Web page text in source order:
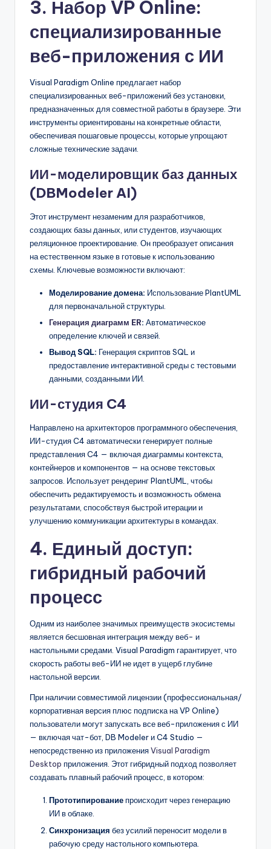
3. Набор VP Online:
специализированные
веб-приложения с ИИ
Visual Paradigm Online предлагает набор
специализированных веб-приложений без установки,
предназначенных для совместной работы в браузере. Эти
инструменты ориентированы на конкретные области,
обеспечивая пошаговые процессы, которые упрощают
сложные технические задачи.
ИИ-моделировщик баз данных
(DBModeler AI)
Этот инструмент незаменим для разработчиков,
создающих базы данных, или студентов, изучающих
реляционное проектирование. Он преобразует описания
на естественном языке в готовые к использованию
схемы. Ключевые возможности включают:
Моделирование домена: Использование PlantUML
для первоначальной структуры.
Генерация диаграмм ER: Автоматическое
определение ключей и связей.
Вывод SQL: Генерация скриптов SQL и
предоставление интерактивной среды с тестовыми
данными, созданными ИИ.
ИИ-студия C4
Направлено на архитекторов программного обеспечения,
ИИ-студия C4 автоматически генерирует полные
представления C4 — включая диаграммы контекста,
контейнеров и компонентов — на основе текстовых
запросов. Использует рендеринг PlantUML, чтобы
обеспечить редактируемость и возможность обмена
результатами, способствуя быстрой итерации и
улучшению коммуникации архитектуры в командах.
4. Единый доступ:
гибридный рабочий
процесс
Одним из наиболее значимых преимуществ экосистемы
является бесшовная интеграция между веб- и
настольными средами. Visual Paradigm гарантирует, что
скорость работы веб-ИИ не идет в ущерб глубине
настольной версии.
При наличии совместимой лицензии (профессиональная/
корпоративная версия плюс подписка на VP Online)
пользователи могут запускать все веб-приложения с ИИ
— включая чат-бот, DB Modeler и C4 Studio —
непосредственно из приложенияVisual Paradigm
Desktop приложения. Этот гибридный подход позволяет
создавать плавный рабочий процесс, в котором:
Прототипированиепроисходит через генерацию
ИИ в облаке.
Синхронизация без усилий переносит модели в
рабочую среду настольного компьютера.